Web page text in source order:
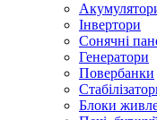
Інвертори
Сонячні
Генератори
Повербанки
Блоки